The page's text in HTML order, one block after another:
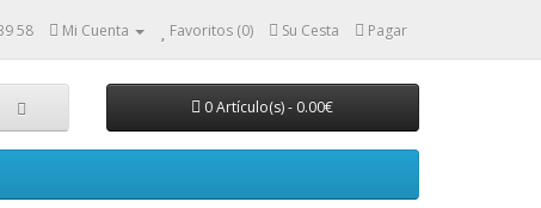
58 Mi Cuenta Favoritos (0) Su Cesta Pagar
0 Artículo(s) - 0.00€